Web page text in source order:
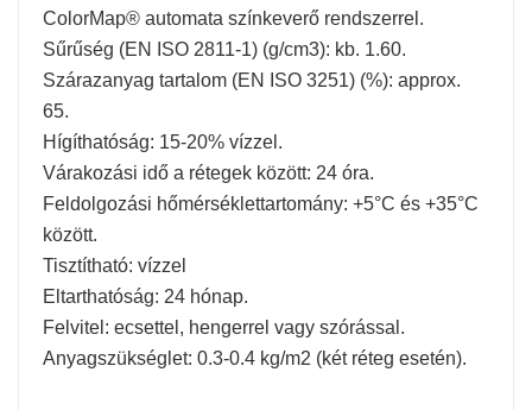
ColorMap® automata színkeverő rendszerrel.
Sűrűség (EN ISO 2811-1) (g/cm3): kb. 1.60.
Szárazanyag tartalom (EN ISO 3251) (%): approx.
65.
Hígíthatóság: 15-20% vízzel.
Várakozási idő a rétegek között: 24 óra.
Feldolgozási hőmérséklettartomány: +5°C és +35°C
között.
Tisztítható: vízzel
Eltarthatóság: 24 hónap.
Felvitel: ecsettel, hengerrel vagy szórással.
Anyagszükséglet: 0.3-0.4 kg/m2 (két réteg esetén).